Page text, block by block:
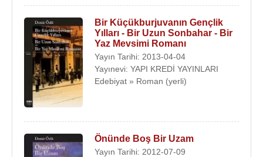
Bir Küçükburjuvanın Gençlik
Yılları - Bir Uzun Sonbahar - Bir
Yaz Mevsimi Romanı
Yayın Tarihi: 2013-04-04
Yayınevi: YAPI KREDİ YAYINLARI
Edebiyat » Roman (yerli)
Önünde Boş Bir Uzam
Yayın Tarihi: 2012-07-09